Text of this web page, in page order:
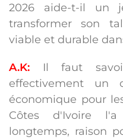
2026 aide-t-il un
transformer son
viable et durable
A.K: Il faut
effectivement un
économique pour
Côtes d'Ivoire
longtemps, raison